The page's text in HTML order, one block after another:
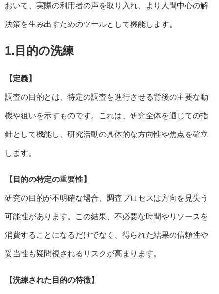
おいて、実際の利用者の声を取り入れ、より人間中心の解
決策を生み出すためのツールとして機能します。
1.目的の洗練
【定義】
調査の目的とは、特定の調査を進行させる背後の主要な動
機や狙いを示すものです。これは、研究全体を通じての指
針として機能し、研究活動の具体的な方向性や焦点を確立
します。
【目的の特定の重要性】
研究の目的が不明確な場合、調査プロセスは方向を見失う
可能性があります。この結果、不必要な時間やリソースを
消費することになるだけでなく、得られた結果の信頼性や
妥当性も疑問視されるリスクが高まります。
【洗練された目的の特徴】